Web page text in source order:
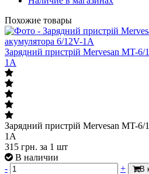
Похожие товары
Зарядний пристрій Mervesan MT-6/
1A
Зарядний пристрій Mervesan MT-6/
1A
315 грн. за 1 шт
В наличии
-
+ В